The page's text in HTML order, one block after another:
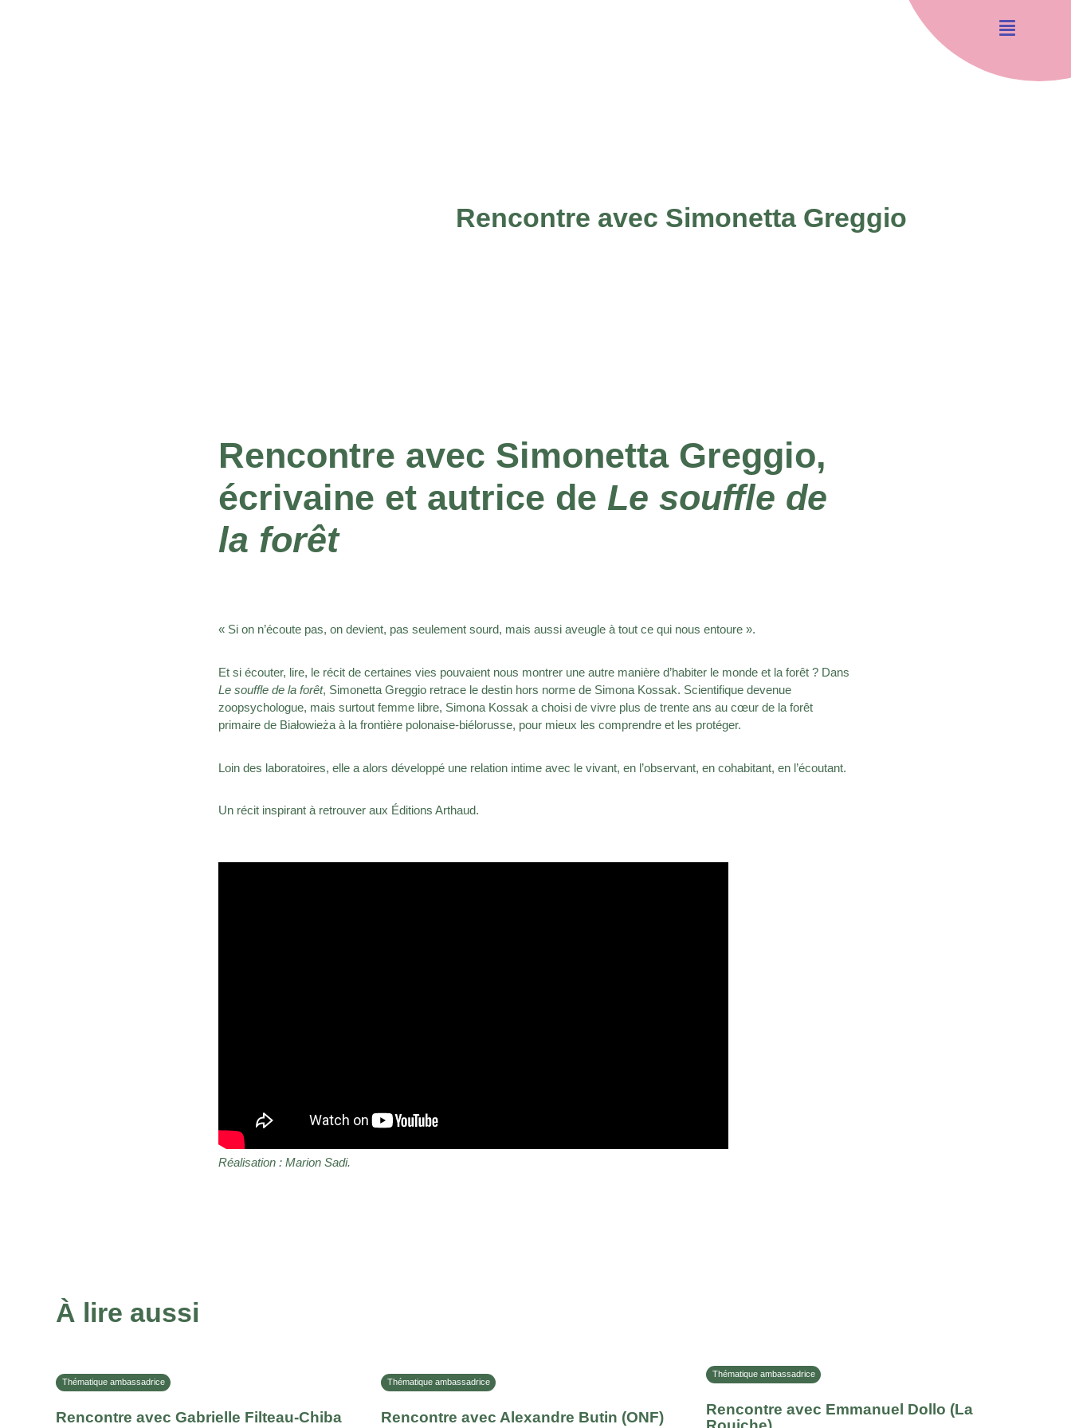
Rencontre avec Simonetta Greggio
Rencontre avec Simonetta Greggio,
écrivaine et autrice de Le souffle de
la forêt
« Si on n’écoute pas, on devient, pas seulement sourd, mais aussi aveugle à tout ce qui nous entoure ».
Et si écouter, lire, le récit de certaines vies pouvaient nous montrer une autre manière d’habiter le monde et la forêt ? Dans
Le souffle de la forêt, Simonetta Greggio retrace le destin hors norme de Simona Kossak. Scientifique devenue
zoopsychologue, mais surtout femme libre, Simona Kossak a choisi de vivre plus de trente ans au cœur de la forêt
primaire de Białowieża à la frontière polonaise-biélorusse, pour mieux les comprendre et les protéger.
Loin des laboratoires, elle a alors développé une relation intime avec le vivant, en l’observant, en cohabitant, en l’écoutant. ​
Un récit inspirant à retrouver aux Éditions Arthaud.
Réalisation : Marion Sadi.
À lire aussi
Thématique ambassadrice
Rencontre avec Gabrielle Filteau-Chiba
Thématique ambassadrice
Rencontre avec Alexandre Butin (ONF)
Thématique ambassadrice
Rencontre avec Emmanuel Dollo (La